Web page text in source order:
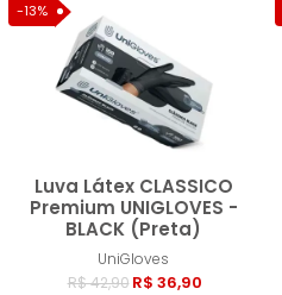
-13%
Luva Látex CLASSICO
Premium UNIGLOVES -
BLACK (Preta)
UniGloves
R$ 42,90 R$ 36,90
Comprar